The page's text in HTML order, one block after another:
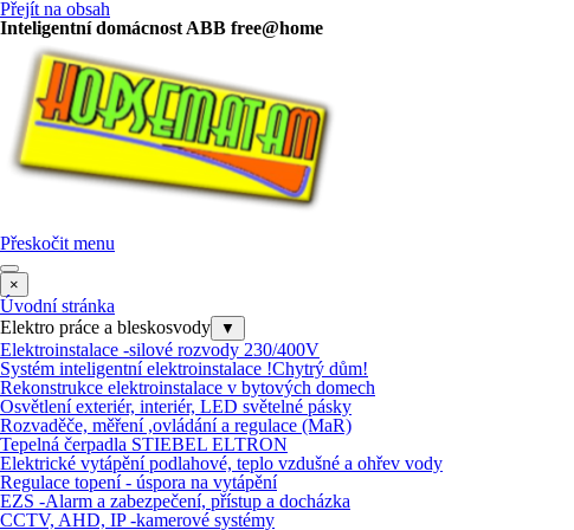
Přejít na obsah
Inteligentní domácnost ABB free@home
Přeskočit menu
×
Úvodní stránka
Elektro práce a bleskosvody
▼
Elektroinstalace -silové rozvody 230/400V
Systém inteligentní elektroinstalace !Chytrý dům!
Rekonstrukce elektroinstalace v bytových domech
Osvětlení exteriér, interiér, LED světelné pásky
Rozvaděče, měření ,ovládání a regulace (MaR)
Tepelná čerpadla STIEBEL ELTRON
Elektrické vytápění podlahové, teplo vzdušné a ohřev vody
Regulace topení - úspora na vytápění
EZS -Alarm a zabezpečení, přístup a docházka
CCTV, AHD, IP -kamerové systémy